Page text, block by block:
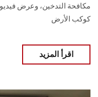
مكافحة التدخين، وعرض
كوكب الأرض
اقرأ المزيد